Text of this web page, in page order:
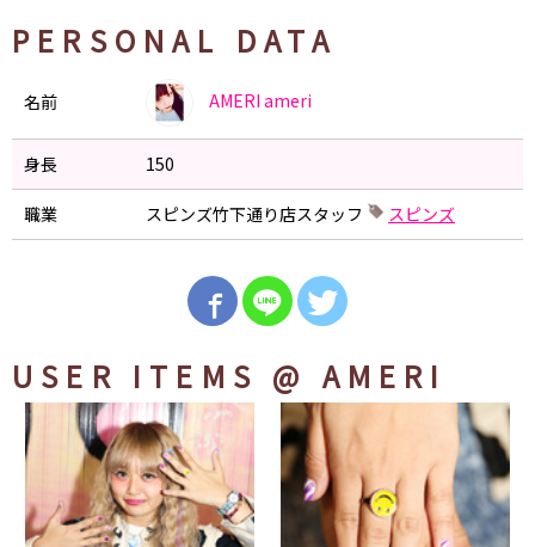
PERSONAL DATA
名前 AMERI ameri
身長 150
職業 スピンズ竹下通り店スタッフ スピンズ
USER ITEMS @ AMERI